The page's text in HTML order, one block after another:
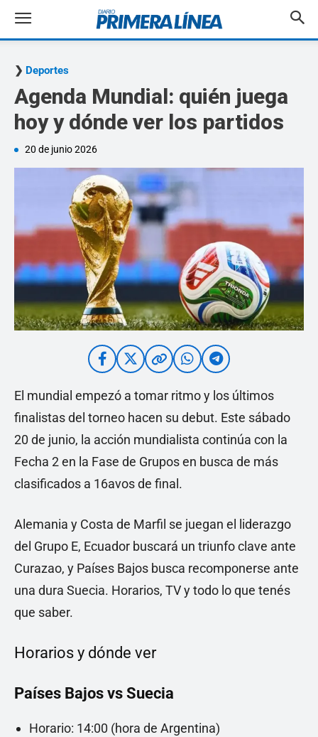
Deportes
Agenda Mundial: quién juega
hoy y dónde ver los partidos
20 de junio 2026
El mundial empezó a tomar ritmo y los últimos
finalistas del torneo hacen su debut. Este sábado
20 de junio, la acción mundialista continúa con la
Fecha 2 en la Fase de Grupos en busca de más
clasificados a 16avos de final.
Alemania y Costa de Marfil se juegan el liderazgo
del Grupo E, Ecuador buscará un triunfo clave ante
Curazao, y Países Bajos busca recomponerse ante
una dura Suecia. Horarios, TV y todo lo que tenés
que saber.
Horarios y dónde ver
Países Bajos vs Suecia
Horario: 14:00 (hora de Argentina)